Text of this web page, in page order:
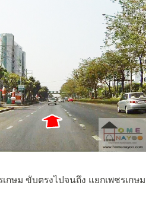
เกษม ขับตรงไปจนถึง แยกเพชรเกษม